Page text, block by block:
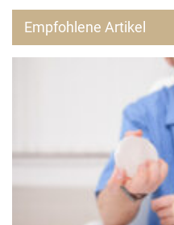
Empfohlene Artikel